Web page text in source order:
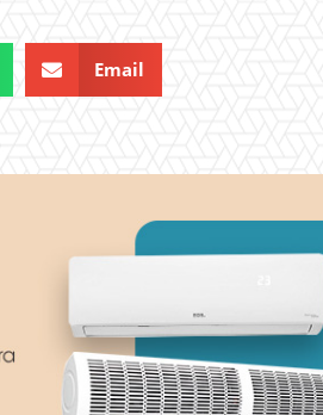
Email